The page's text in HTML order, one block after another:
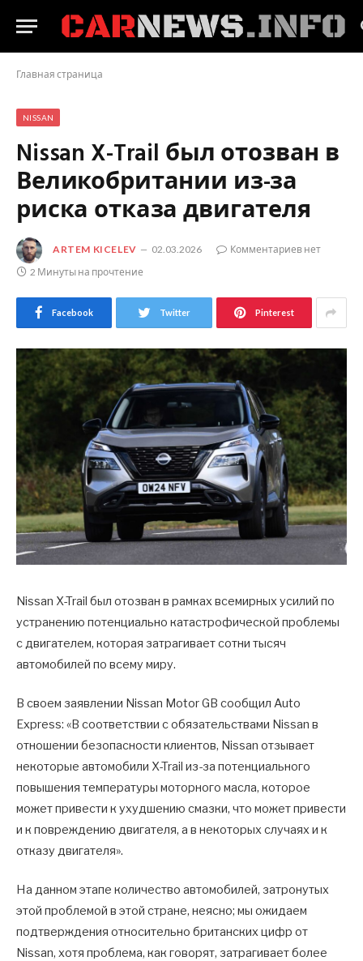
Главная страница
NISSAN
Nissan X-Trail был отозван в
Великобритании из-за
риска отказа двигателя
ARTEM KICELEV 02.03.2026
Комментариев нет
2 Минуты на прочтение
Facebook Twitter Pinterest
Nissan X-Trail был отозван в рамках всемирных усилий по
устранению потенциально катастрофической проблемы
с двигателем, которая затрагивает сотни тысяч
автомобилей по всему миру.
В своем заявлении Nissan Motor GB сообщил Auto
Express: «В соответствии с обязательствами Nissan в
отношении безопасности клиентов, Nissan отзывает
некоторые автомобили X-Trail из-за потенциального
повышения температуры моторного масла, которое
может привести к ухудшению смазки, что может привести
и к повреждению двигателя, а в некоторых случаях и к
отказу двигателя».
На данном этапе количество автомобилей, затронутых
этой проблемой в этой стране, неясно; мы ожидаем
подтверждения относительно британских цифр от
Nissan, хотя проблема, как говорят, затрагивает более